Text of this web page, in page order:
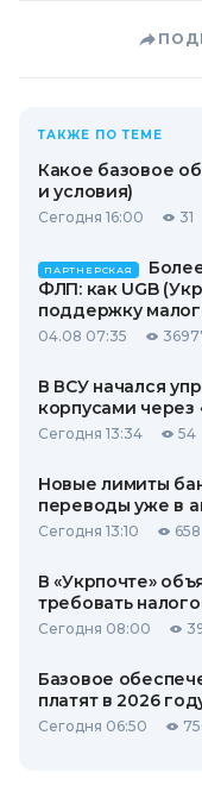
ТАКЖЕ ПО ТЕМЕ
Какое базовое
и условия)
Сегодня 16:00 31
ПАРТНЕРСКАЯ
ФЛП: как UGB
поддержку
04.08 07:35
В ВСУ начался
корпусами через
Сегодня 13:34 54
Новые лимиты
переводы уже в
Сегодня 13:10 658
В «Укрпочте»
требовать
Сегодня 08:00
Базовое
платят в 2026
Сегодня 06:50